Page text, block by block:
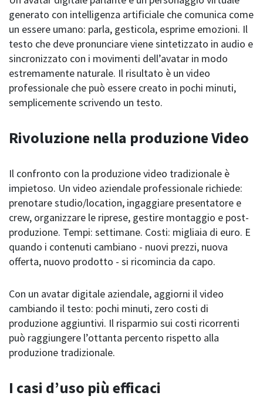
generato con intelligenza artificiale che comunica come
un essere umano: parla, gesticola, esprime emozioni. Il
testo che deve pronunciare viene sintetizzato in audio e
sincronizzato con i movimenti dell’avatar in modo
estremamente naturale. Il risultato è un video
professionale che può essere creato in pochi minuti,
semplicemente scrivendo un testo.
Rivoluzione nella produzione Video
Il confronto con la produzione video tradizionale è
impietoso. Un video aziendale professionale richiede:
prenotare studio/location, ingaggiare presentatore e
crew, organizzare le riprese, gestire montaggio e post-
produzione. Tempi: settimane. Costi: migliaia di euro. E
quando i contenuti cambiano - nuovi prezzi, nuova
offerta, nuovo prodotto - si ricomincia da capo.
Con un avatar digitale aziendale, aggiorni il video
cambiando il testo: pochi minuti, zero costi di
produzione aggiuntivi. Il risparmio sui costi ricorrenti
può raggiungere l’ottanta percento rispetto alla
produzione tradizionale.
I casi d’uso più efficaci